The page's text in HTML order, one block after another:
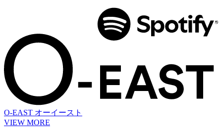
O-EAST オーイースト
VIEW MORE